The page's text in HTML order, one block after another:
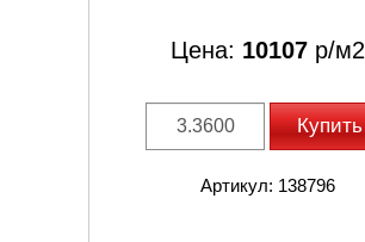
Цена: 10107р/м2
Купить
Артикул: 138796